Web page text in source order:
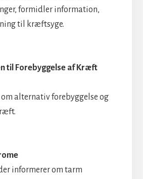
formidler information,
til kræftsyge.
til Forebyggelse af Kræft
alternativ forebyggelse og
informerer om tarm